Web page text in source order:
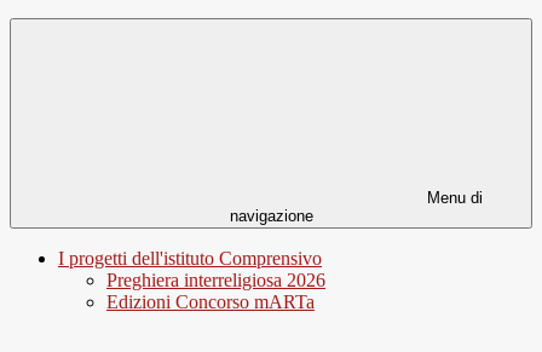
Menu di
navigazione
I progetti dell'istituto Comprensivo
Preghiera interreligiosa 2026
Edizioni Concorso mARTa